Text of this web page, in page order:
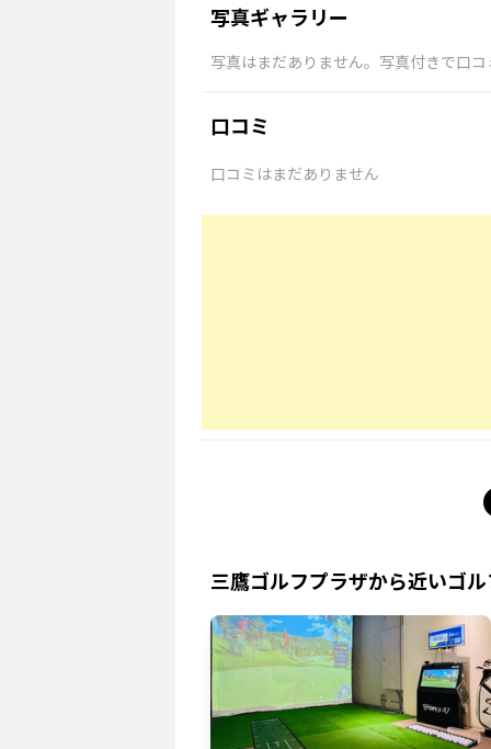
写真ギャラリー
写真はまだありません。写真付きで口
口コミ
口コミはまだありません
三鷹ゴルフプラザから近いゴ